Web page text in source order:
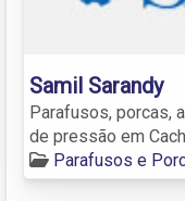
Samil Sarandy
Parafusos, porcas,
de pressão em
Parafusos e